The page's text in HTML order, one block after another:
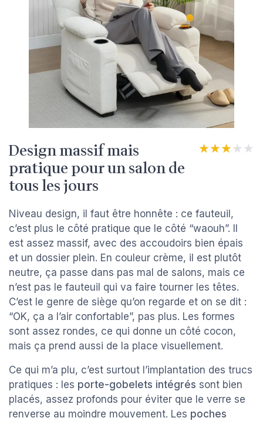
Design massif mais
pratique pour un salon de
tous les jours
★★★★★
★★★★★
Niveau design, il faut être honnête : ce fauteuil,
c’est plus le côté pratique que le côté “waouh”. Il
est assez massif, avec des accoudoirs bien épais
et un dossier plein. En couleur crème, il est plutôt
neutre, ça passe dans pas mal de salons, mais ce
n’est pas le fauteuil qui va faire tourner les têtes.
C’est le genre de siège qu’on regarde et on se dit :
“OK, ça a l’air confortable”, pas plus. Les formes
sont assez rondes, ce qui donne un côté cocon,
mais ça prend aussi de la place visuellement.
Ce qui m’a plu, c’est surtout l’implantation des trucs
pratiques : les porte-gobelets intégrés sont bien
placés, assez profonds pour éviter que le verre se
renverse au moindre mouvement. Les poches